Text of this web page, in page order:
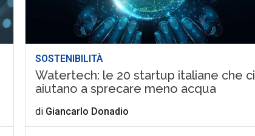
SOSTENIBILITÀ
Watertech: le 20 startup italiane che ci
aiutano a sprecare meno acqua
di Giancarlo Donadio